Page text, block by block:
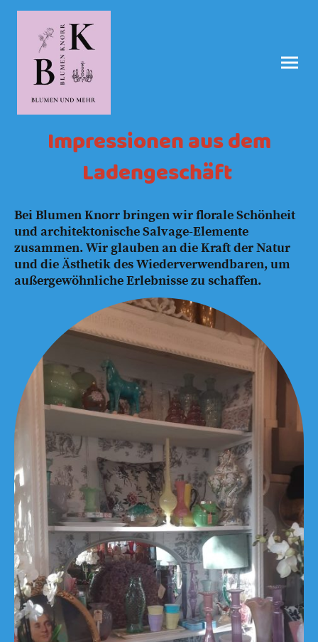
Impressionen aus dem
Ladengeschäft
Bei Blumen Knorr bringen wir florale Schönheit
und architektonische Salvage-Elemente
zusammen. Wir glauben an die Kraft der Natur
und die Ästhetik des Wiederverwendbaren, um
außergewöhnliche Erlebnisse zu schaffen.